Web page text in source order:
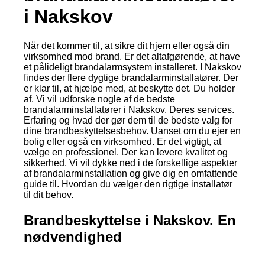
i Nakskov
Når det kommer til, at sikre dit hjem eller også din
virksomhed mod brand. Er det altafgørende, at have
et pålideligt brandalarmsystem installeret. I Nakskov
findes der flere dygtige brandalarminstallatører. Der
er klar til, at hjælpe med, at beskytte det. Du holder
af. Vi vil udforske nogle af de bedste
brandalarminstallatører i Nakskov. Deres services.
Erfaring og hvad der gør dem til de bedste valg for
dine brandbeskyttelsesbehov. Uanset om du ejer en
bolig eller også en virksomhed. Er det vigtigt, at
vælge en professionel. Der kan levere kvalitet og
sikkerhed. Vi vil dykke ned i de forskellige aspekter
af brandalarminstallation og give dig en omfattende
guide til. Hvordan du vælger den rigtige installatør
til dit behov.
Brandbeskyttelse i Nakskov. En
nødvendighed